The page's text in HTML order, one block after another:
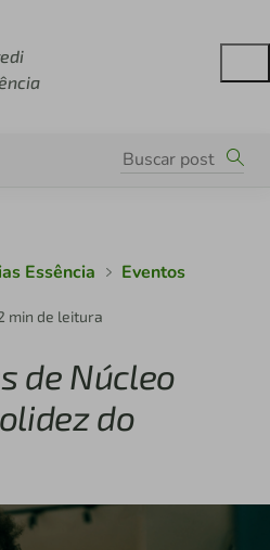
Essência Eventos
min de leitura
de Núcleo
do